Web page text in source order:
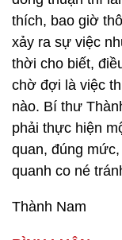
thích, bao giờ
xảy ra sự việc
thời cho biết,
chờ đợi là việc
nào. Bí thư
phải thực hiện
quan, đúng
quanh co né
Thành Nam